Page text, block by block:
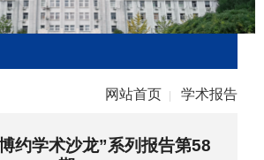
网站首页 学术报告
约学术沙龙”系列报告第58